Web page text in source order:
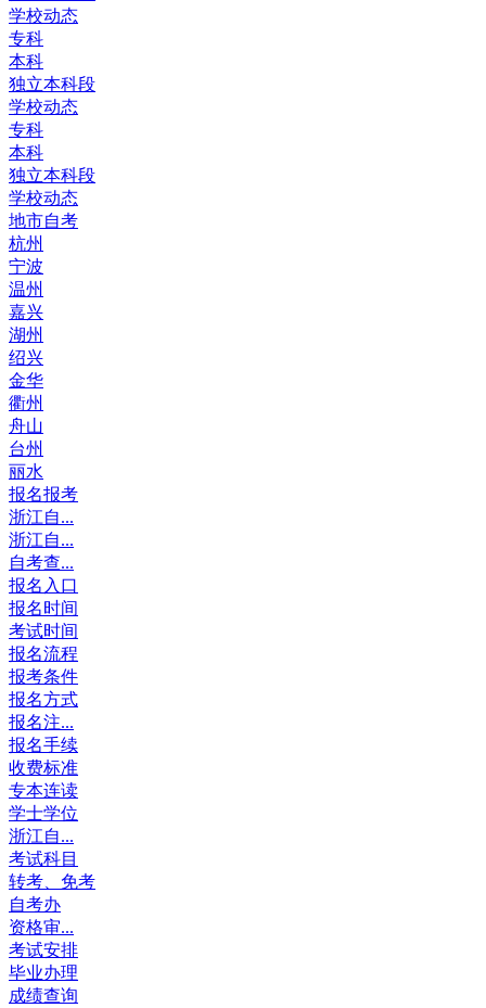
学校动态
专科
本科
独立本科段
学校动态
专科
本科
独立本科段
学校动态
地市自考
杭州
宁波
温州
嘉兴
湖州
绍兴
金华
衢州
舟山
台州
丽水
报名报考
浙江自...
浙江自...
自考查...
报名入口
报名时间
考试时间
报名流程
报考条件
报名方式
报名注...
报名手续
收费标准
专本连读
学士学位
浙江自...
考试科目
转考、免考
自考办
资格审...
考试安排
毕业办理
成绩查询